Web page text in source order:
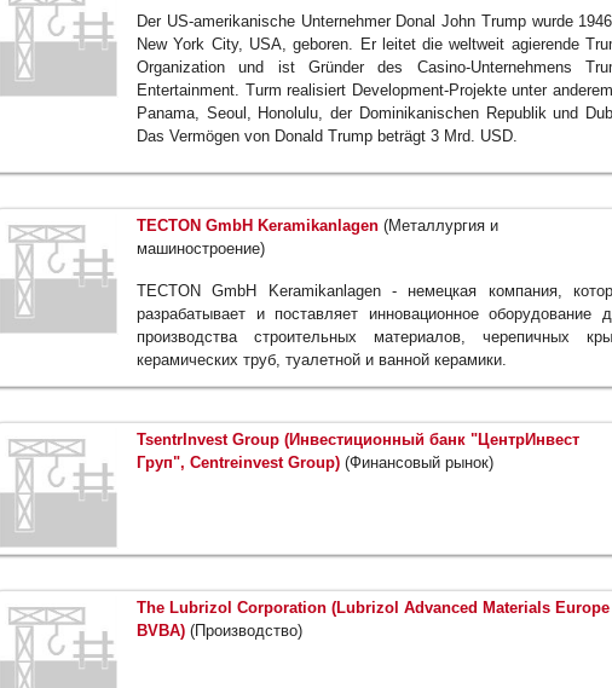
Der US-amerikanische Unternehmer Donal John Trump wurde
New York City, USA, geboren. Er leitet die weltweit agierende
Organization und ist Gründer des Casino-Unternehmens
Entertainment. Turm realisiert Development-Projekte unter
Panama, Seoul, Honolulu, der Dominikanischen Republik und
Das Vermögen von Donald Trump beträgt 3 Mrd. USD.
TECTON GmbH Keramikanlagen (Металлургия и
машиностроение)
TECTON GmbH Keramikanlagen - немецкая компания,
разрабатывает и поставляет инновационное оборудование
производства строительных материалов, черепичных
керамических труб, туалетной и ванной керамики.
TsentrInvest Group (Инвестиционный банк "ЦентрИнвест
Груп", Centreinvest Group) (Финансовый рынок)
The Lubrizol Corporation (Lubrizol Advanced Materials Europe
BVBA) (Производство)